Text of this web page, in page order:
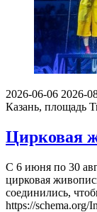
2026-06-06 2026-
Казань, площадь
Цирковая
С 6 июня по 30
цирковая
соединились,
https://schema.org/